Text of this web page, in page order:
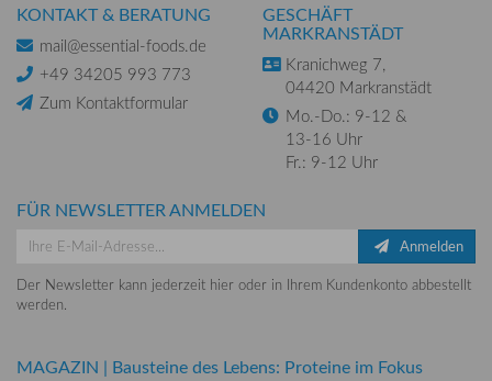
KONTAKT & BERATUNG
mail@essential-foods.de
+49 34205 993 773
Zum Kontaktformular
GESCHÄFT
MARKRANSTÄDT
Kranichweg 7,
04420 Markranstädt
Mo.-Do.: 9-12 &
13-16 Uhr
Fr.: 9-12 Uhr
FÜR NEWSLETTER ANMELDEN
Anmelden
Der Newsletter kann jederzeit hier oder in Ihrem Kundenkonto abbestellt
werden.
MAGAZIN | Bausteine des Lebens: Proteine im Fokus